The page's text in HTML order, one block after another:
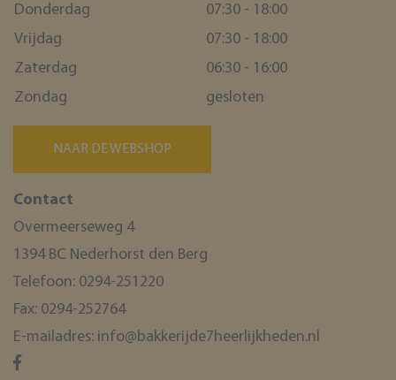
Donderdag
07:30 - 18:00
Vrijdag
07:30 - 18:00
Zaterdag
06:30 - 16:00
Zondag
gesloten
NAAR DE WEBSHOP
Contact
Overmeerseweg 4
1394 BC Nederhorst den Berg
Telefoon: 0294-251220
Fax: 0294-252764
E-mailadres: info@bakkerijde7heerlijkheden.nl